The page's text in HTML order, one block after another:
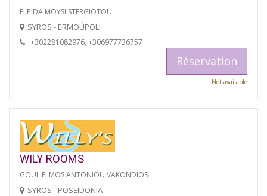
ELPIDA MOYSI STERGIOTOU
SYROS - ERMOÚPOLI
+302281082976, +306977736757
Réservation
Not available
WILY ROOMS
GOULIELMOS ANTONIOU VAKONDIOS
SYROS - POSEIDONIA